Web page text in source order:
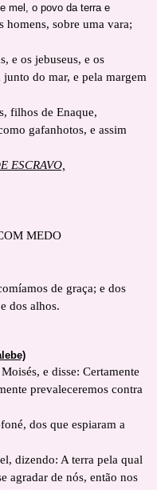
mel, o povo da terra e
homens, sobre uma vara;
e os jebuseus, e os
do mar, e pela margem
filhos de Enaque,
gafanhotos, e assim
ESCRAVO,
MEDO
de graça; e dos
dos alhos.
e disse: Certamente
prevaleceremos contra
dos que espiaram a
dizendo: A terra pela qual
agradar de nós, então nos